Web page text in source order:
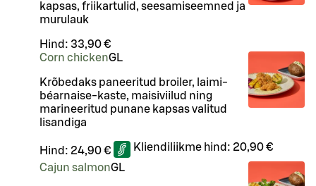
kapsas, friikartulid, seesamiseemned ja
murulauk
Hind: 33,90 €
Corn chickenGL
Krõbedaks paneeritud broiler, laimi-
béarnaise-kaste, maisiviilud ning
marineeritud punane kapsas valitud
lisandiga
Hind: 24,90 € Kliendiliikme hind: 20,90 €
Cajun salmonGL